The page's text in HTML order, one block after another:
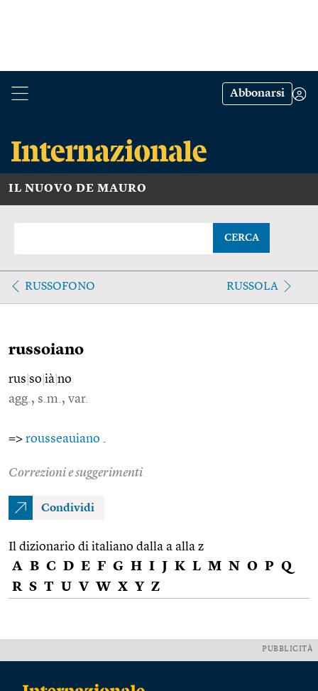
Abbonarsi
IL NUOVO DE MAURO
CERCA
RUSSOFONO RUSSOLA
russoiano
rus so ià no
agg., s.m., var.
=> rousseauiano
Correzioni e suggerimenti
Condividi
Il dizionario di italiano dalla a alla z
A B C D E F G H I J K L M N O P Q
R S T U V W X Y Z
PUBBLICITÀ